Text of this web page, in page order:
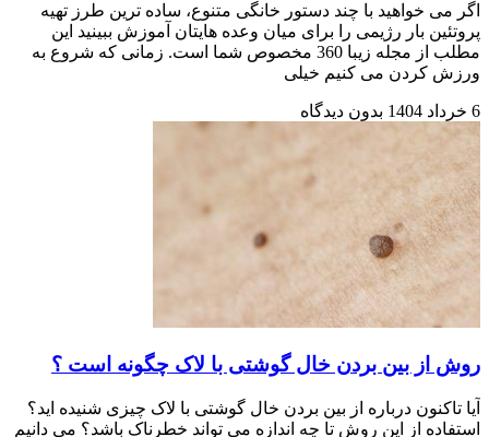
اگر می خواهید با چند دستور خانگی متنوع، ساده ترین طرز تهیه
پروتئین بار رژیمی را برای میان وعده هایتان آموزش ببینید این
مطلب از مجله زیبا 360 مخصوص شما است. زمانی که شروع به
ورزش کردن می کنیم خیلی
6 خرداد 1404 بدون دیدگاه
روش از بین بردن خال گوشتی با لاک چگونه است ؟
آیا تاکنون درباره از بین بردن خال گوشتی با لاک چیزی شنیده اید؟
استفاده از این روش تا چه اندازه می تواند خطرناک باشد؟ می دانیم